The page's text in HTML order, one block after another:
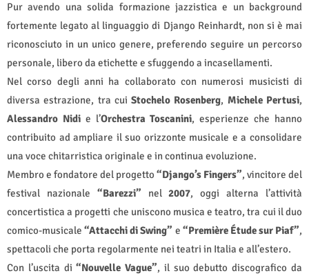
Pur avendo una solida formazione jazzistica e un background
fortemente legato al linguaggio di Django Reinhardt, non si è mai
riconosciuto in un unico genere, preferendo seguire un percorso
personale, libero da etichette e sfuggendo a incasellamenti.
Nel corso degli anni ha collaborato con numerosi musicisti di
diversa estrazione, tra cuiStochelo Rosenberg, Michele Pertusi,
Alessandro Nidie l’Orchestra Toscanini, esperienze che hanno
contribuito ad ampliare il suo orizzonte musicale e a consolidare
una voce chitarristica originale e in continua evoluzione.
Membro e fondatore del progetto “Django’s Fingers”, vincitore del
festival nazionale “Barezzi” nel2007, oggi alterna l’attività
concertistica a progetti che uniscono musica e teatro, tra cui il duo
comico-musicale“Attacchi di Swing” e “Première Étude sur Piaf”,
spettacoli che porta regolarmente nei teatri in Italia e all’estero.
Con l’uscita di“Nouvelle Vague”, il suo debutto discografico da